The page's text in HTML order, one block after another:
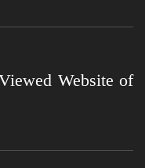
Website of